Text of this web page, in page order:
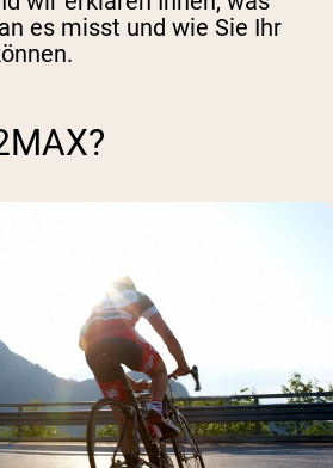
es misst und wie Sie Ihr